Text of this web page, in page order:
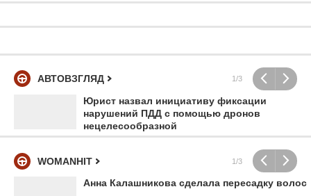
АВТОВЗГЛЯД 1/3
Юрист назвал инициативу фиксации
нарушений ПДД с помощью дронов
нецелесообразной
WOMANHIT 1/3
Анна Калашникова сделала пересадку волос